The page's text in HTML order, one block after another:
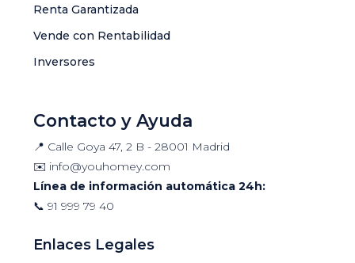
Renta Garantizada
Vende con Rentabilidad
Inversores
Contacto y Ayuda
📍 Calle Goya 47, 2 B - 28001 Madrid
✉️ info@youhomey.com
Línea de información automática 24h:
📞 91 999 79 40
Enlaces Legales